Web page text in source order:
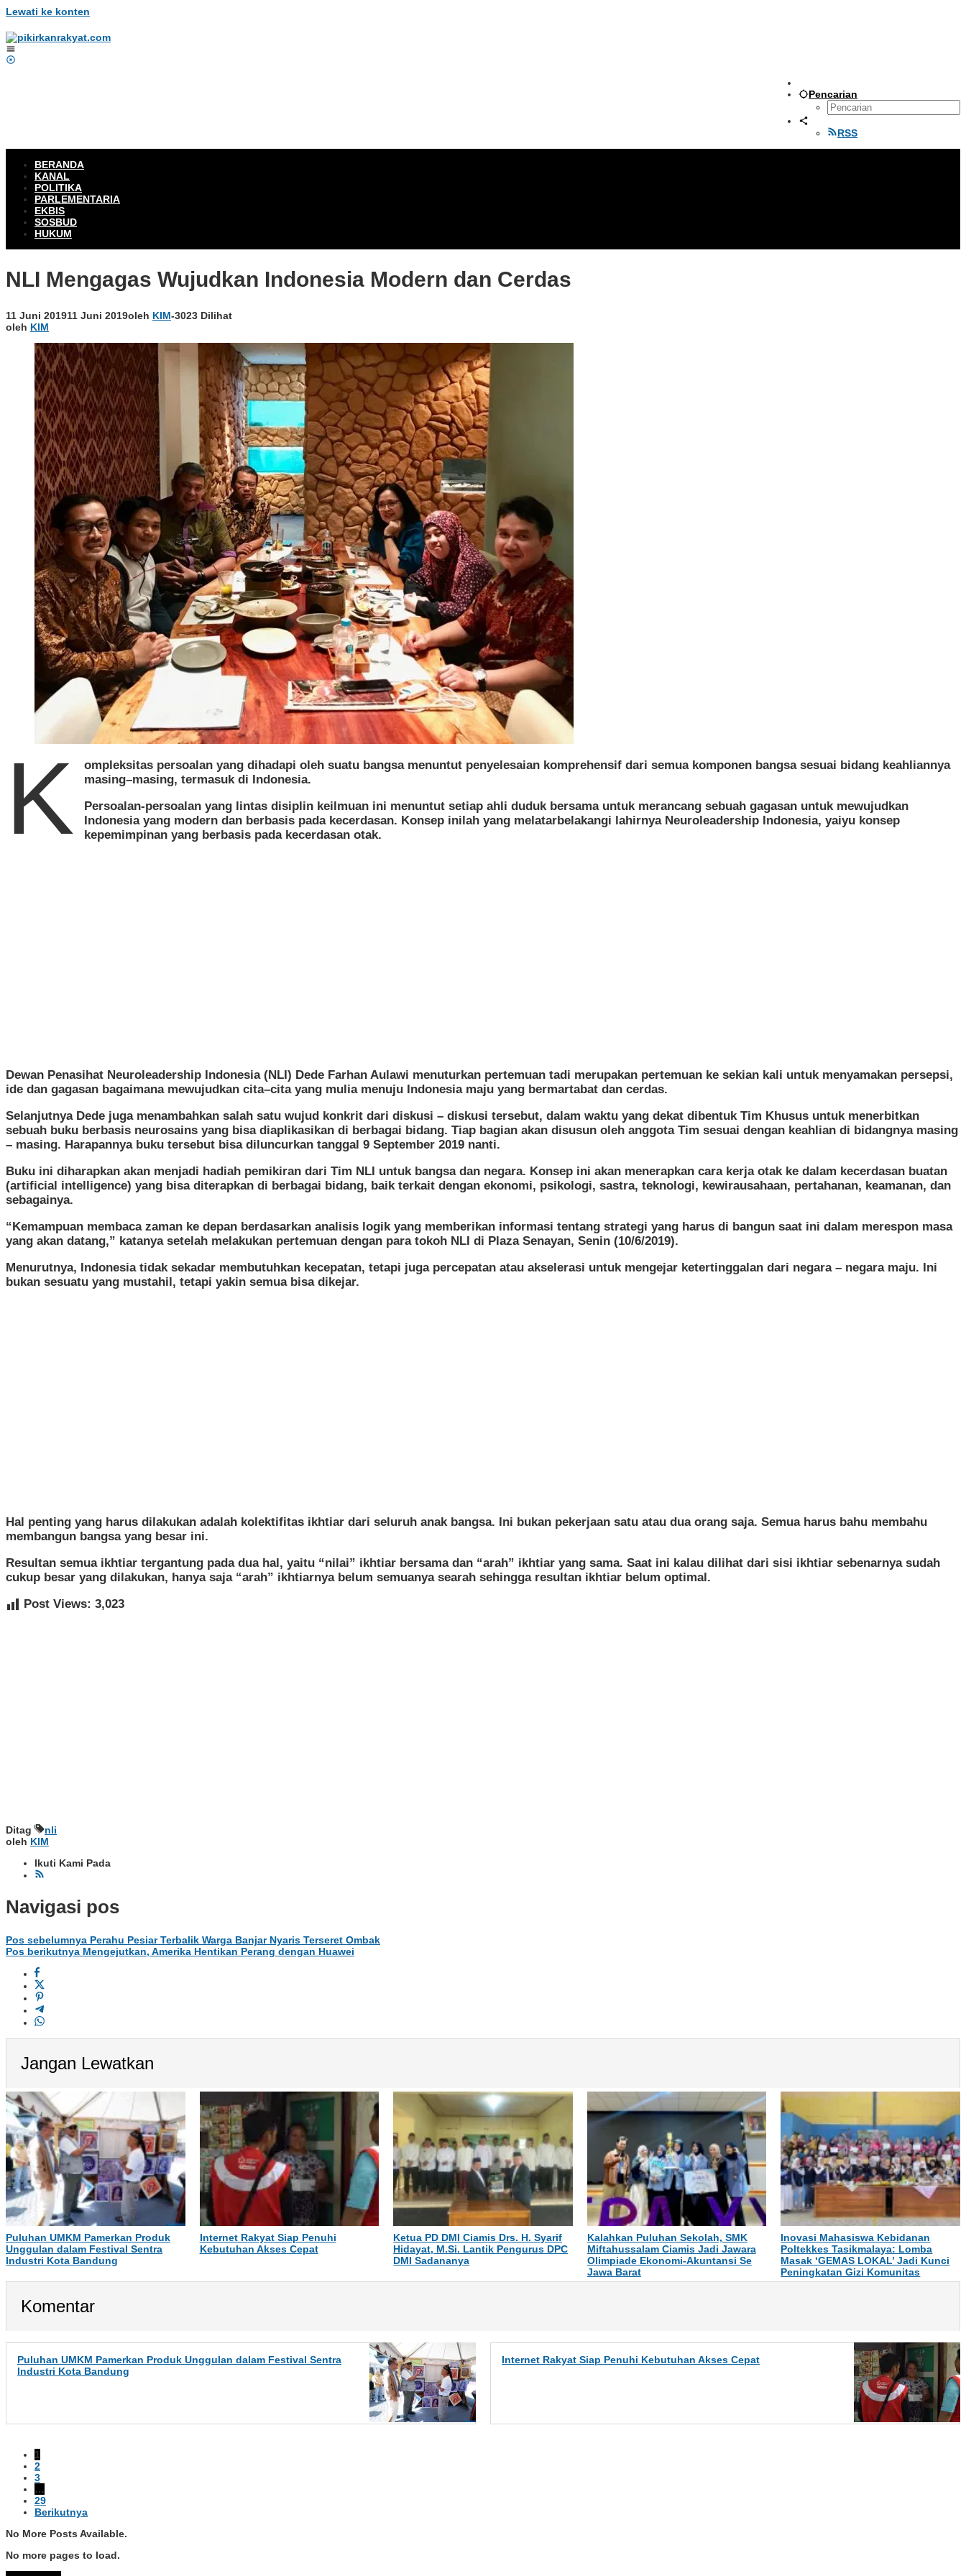
Lewati ke konten
Pencarian
RSS
BERANDA
KANAL
POLITIKA
PARLEMENTARIA
EKBIS
SOSBUD
HUKUM
NLI Mengagas Wujudkan Indonesia Modern dan Cerdas
11 Juni 201911 Juni 2019oleh KIM-3023 Dilihat
oleh KIM
K
ompleksitas persoalan yang dihadapi oleh suatu bangsa menuntut penyelesaian komprehensif dari semua komponen bangsa sesuai bidang keahliannya
masing–masing, termasuk di Indonesia.
Persoalan-persoalan yang lintas disiplin keilmuan ini menuntut setiap ahli duduk bersama untuk merancang sebuah gagasan untuk mewujudkan
Indonesia yang modern dan berbasis pada kecerdasan. Konsep inilah yang melatarbelakangi lahirnya Neuroleadership Indonesia, yaiyu konsep
kepemimpinan yang berbasis pada kecerdasan otak.
Dewan Penasihat Neuroleadership Indonesia (NLI) Dede Farhan Aulawi menuturkan pertemuan tadi merupakan pertemuan ke sekian kali untuk menyamakan persepsi,
ide dan gagasan bagaimana mewujudkan cita–cita yang mulia menuju Indonesia maju yang bermartabat dan cerdas.
Selanjutnya Dede juga menambahkan salah satu wujud konkrit dari diskusi – diskusi tersebut, dalam waktu yang dekat dibentuk Tim Khusus untuk menerbitkan
sebuah buku berbasis neurosains yang bisa diaplikasikan di berbagai bidang. Tiap bagian akan disusun oleh anggota Tim sesuai dengan keahlian di bidangnya masing
– masing. Harapannya buku tersebut bisa diluncurkan tanggal 9 September 2019 nanti.
Buku ini diharapkan akan menjadi hadiah pemikiran dari Tim NLI untuk bangsa dan negara. Konsep ini akan menerapkan cara kerja otak ke dalam kecerdasan buatan
(artificial intelligence) yang bisa diterapkan di berbagai bidang, baik terkait dengan ekonomi, psikologi, sastra, teknologi, kewirausahaan, pertahanan, keamanan, dan
sebagainya.
“Kemampuan membaca zaman ke depan berdasarkan analisis logik yang memberikan informasi tentang strategi yang harus di bangun saat ini dalam merespon masa
yang akan datang,” katanya setelah melakukan pertemuan dengan para tokoh NLI di Plaza Senayan, Senin (10/6/2019).
Menurutnya, Indonesia tidak sekadar membutuhkan kecepatan, tetapi juga percepatan atau akselerasi untuk mengejar ketertinggalan dari negara – negara maju. Ini
bukan sesuatu yang mustahil, tetapi yakin semua bisa dikejar.
Hal penting yang harus dilakukan adalah kolektifitas ikhtiar dari seluruh anak bangsa. Ini bukan pekerjaan satu atau dua orang saja. Semua harus bahu membahu
membangun bangsa yang besar ini.
Resultan semua ikhtiar tergantung pada dua hal, yaitu “nilai” ikhtiar bersama dan “arah” ikhtiar yang sama. Saat ini kalau dilihat dari sisi ikhtiar sebenarnya sudah
cukup besar yang dilakukan, hanya saja “arah” ikhtiarnya belum semuanya searah sehingga resultan ikhtiar belum optimal.
Post Views: 3,023
Ditag
nli
oleh KIM
Ikuti Kami Pada
Navigasi pos
Pos sebelumnya Perahu Pesiar Terbalik Warga Banjar Nyaris Terseret Ombak
Pos berikutnya Mengejutkan, Amerika Hentikan Perang dengan Huawei
Jangan Lewatkan
Puluhan UMKM Pamerkan Produk
Unggulan dalam Festival Sentra
Industri Kota Bandung
Internet Rakyat Siap Penuhi
Kebutuhan Akses Cepat
Ketua PD DMI Ciamis Drs. H. Syarif
Hidayat, M.Si. Lantik Pengurus DPC
DMI Sadananya
Kalahkan Puluhan Sekolah, SMK
Miftahussalam Ciamis Jadi Jawara
Olimpiade Ekonomi-Akuntansi Se
Jawa Barat
Inovasi Mahasiswa Kebidanan
Poltekkes Tasikmalaya: Lomba
Masak ‘GEMAS LOKAL’ Jadi Kunci
Peningkatan Gizi Komunitas
Komentar
Puluhan UMKM Pamerkan Produk Unggulan dalam Festival Sentra
Industri Kota Bandung
Internet Rakyat Siap Penuhi Kebutuhan Akses Cepat
1
2
3
…
29
Berikutnya
No More Posts Available.
No more pages to load.